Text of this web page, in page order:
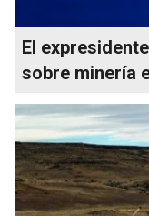
El
sobre minería